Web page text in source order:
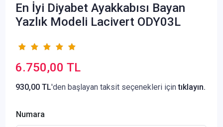
En İyi Diyabet Ayakkabısı Bayan
Yazlık Modeli Lacivert ODY03L
6.750,00 TL
930,00 TL'den başlayan taksit seçenekleri içintıklayın.
Numara